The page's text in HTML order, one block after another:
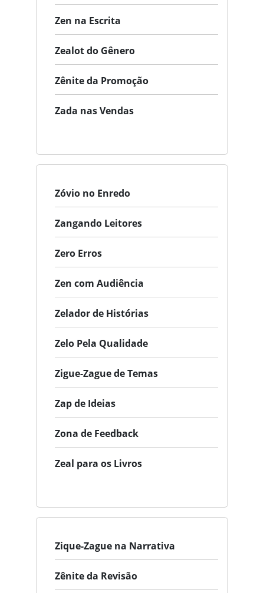
Zen na Escrita
Zealot do Gênero
Zênite da Promoção
Zada nas Vendas
Zóvio no Enredo
Zangando Leitores
Zero Erros
Zen com Audiência
Zelador de Histórias
Zelo Pela Qualidade
Zigue-Zague de Temas
Zap de Ideias
Zona de Feedback
Zeal para os Livros
Zique-Zague na Narrativa
Zênite da Revisão